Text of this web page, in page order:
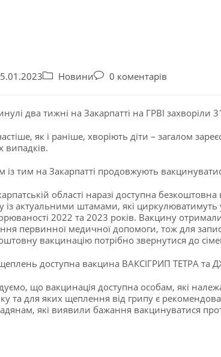
Новини 0 коментарів
два тижні на Закарпатті на ГРВІ захворіли
як і раніше, хворіють діти – загалом
випадків.
із тим на Закарпатті продовжують
області наразі доступна
із актуальними штамами, які циркулюватимуть
2022 та 2023 років. Вакцину
первинної медичної допомоги, тож для
вакцинацію потрібно звернутися до
доступна вакцина ВАКСІГРИП ТЕТРА та
що вакцинація доступна особам, які
та для яких щеплення від грипу є
які виявили бажання вакцинуватися